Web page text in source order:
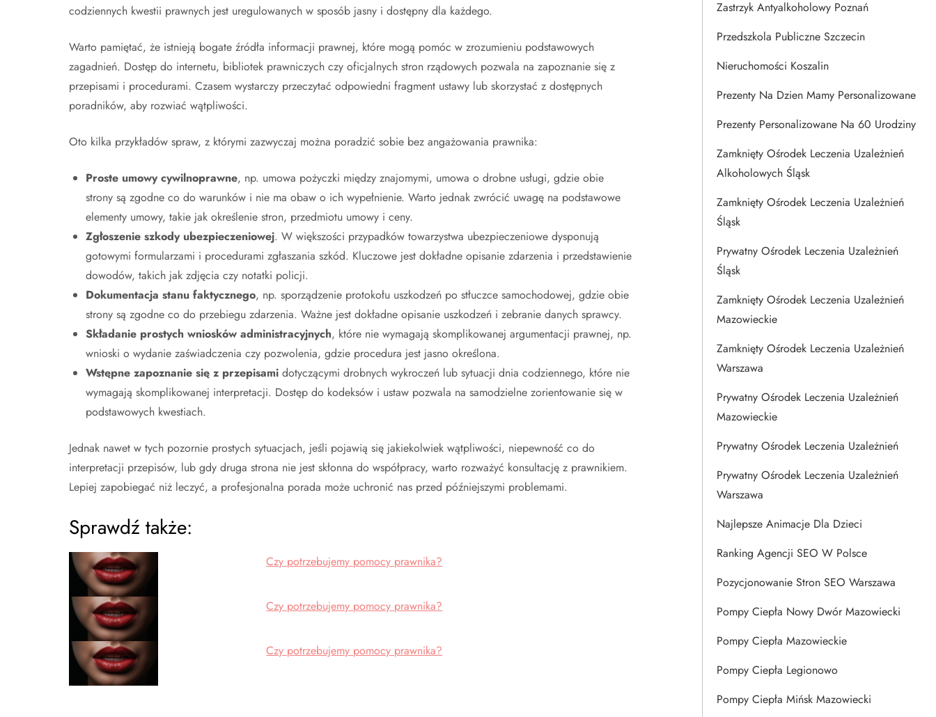
codziennych kwestii prawnych jest uregulowanych w sposób jasny i dostępny dla każdego.
Warto pamiętać, że istnieją bogate źródła informacji prawnej, które mogą pomóc w zrozumieniu podstawowych
zagadnień. Dostęp do internetu, bibliotek prawniczych czy oficjalnych stron rządowych pozwala na zapoznanie się z
przepisami i procedurami. Czasem wystarczy przeczytać odpowiedni fragment ustawy lub skorzystać z dostępnych
poradników, aby rozwiać wątpliwości.
Oto kilka przykładów spraw, z którymi zazwyczaj można poradzić sobie bez angażowania prawnika:
Proste umowy cywilnoprawne, np. umowa pożyczki między znajomymi, umowa o drobne usługi, gdzie obie
strony są zgodne co do warunków i nie ma obaw o ich wypełnienie. Warto jednak zwrócić uwagę na podstawowe
elementy umowy, takie jak określenie stron, przedmiotu umowy i ceny.
Zgłoszenie szkody ubezpieczeniowej. W większości przypadków towarzystwa ubezpieczeniowe dysponują
gotowymi formularzami i procedurami zgłaszania szkód. Kluczowe jest dokładne opisanie zdarzenia i przedstawienie
dowodów, takich jak zdjęcia czy notatki policji.
Dokumentacja stanu faktycznego, np. sporządzenie protokołu uszkodzeń po stłuczce samochodowej, gdzie obie
strony są zgodne co do przebiegu zdarzenia. Ważne jest dokładne opisanie uszkodzeń i zebranie danych sprawcy.
Składanie prostych wniosków administracyjnych, które nie wymagają skomplikowanej argumentacji prawnej, np.
wnioski o wydanie zaświadczenia czy pozwolenia, gdzie procedura jest jasno określona.
Wstępne zapoznanie się z przepisamidotyczącymi drobnych wykroczeń lub sytuacji dnia codziennego, które nie
wymagają skomplikowanej interpretacji. Dostęp do kodeksów i ustaw pozwala na samodzielne zorientowanie się w
podstawowych kwestiach.
Jednak nawet w tych pozornie prostych sytuacjach, jeśli pojawią się jakiekolwiek wątpliwości, niepewność co do
interpretacji przepisów, lub gdy druga strona nie jest skłonna do współpracy, warto rozważyć konsultację z prawnikiem.
Lepiej zapobiegać niż leczyć, a profesjonalna porada może uchronić nas przed późniejszymi problemami.
Sprawdź także:
Czy potrzebujemy pomocy prawnika?
Czy potrzebujemy pomocy prawnika?
Czy potrzebujemy pomocy prawnika?
Zastrzyk Antyalkoholowy Poznań
Przedszkola Publiczne Szczecin
Nieruchomości Koszalin
Prezenty Na Dzien Mamy Personalizowane
Prezenty Personalizowane Na 60 Urodziny
Zamknięty Ośrodek Leczenia Uzależnień
Alkoholowych Śląsk
Zamknięty Ośrodek Leczenia Uzależnień
Śląsk
Prywatny Ośrodek Leczenia Uzależnień
Śląsk
Zamknięty Ośrodek Leczenia Uzależnień
Mazowieckie
Zamknięty Ośrodek Leczenia Uzależnień
Warszawa
Prywatny Ośrodek Leczenia Uzależnień
Mazowieckie
Prywatny Ośrodek Leczenia Uzależnień
Prywatny Ośrodek Leczenia Uzależnień
Warszawa
Najlepsze Animacje Dla Dzieci
Ranking Agencji SEO W Polsce
Pozycjonowanie Stron SEO Warszawa
Pompy Ciepła Nowy Dwór Mazowiecki
Pompy Ciepła Mazowieckie
Pompy Ciepła Legionowo
Pompy Ciepła Mińsk Mazowiecki